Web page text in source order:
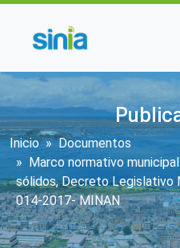
Sobrescribir
Inicio
Documentos
Marco normativo
sólidos, Decreto Legislativo
014-2017- MINAN